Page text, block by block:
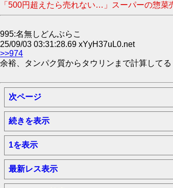
「500円超えたら売れない…」スーパーの惣
995:名無しどんぶらこ
25/09/03 03:31:28.69 xYyH37uL0.net
>>974
余裕、タンパク質からタウリンまで計算してる
次ページ
続きを表示
1を表示
最新レス表示